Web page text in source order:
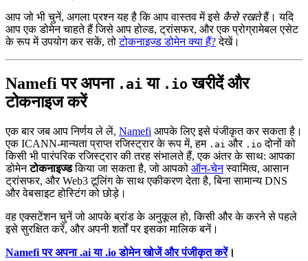
आप जो भी चुनें, अगला प्रश्न यह है कि आप वास्तव में इसे कैसे रखतेहैं। यदि
आप एक डोमेन चाहते हैं जिसे आप होल्ड, ट्रांसफर, और एक प्रोग्रामेबल एसेट
के रूप में उपयोग कर सकें, तोटोकनाइज्ड डोमेन क्या हैं?देखें।
Namefi पर अपना .ai या .io खरीदें और
टोकनाइज करें
एक बार जब आप निर्णय ले लें, Namefi आपके लिए इसे पंजीकृत कर सकता है।
एक ICANN-मान्यता प्राप्त रजिस्ट्रार के रूप में, हम .ai और .io दोनों को
किसी भी पारंपरिक रजिस्ट्रार की तरह संभालते हैं, एक अंतर के साथ: आपका
डोमेनटोकनाइज्डकिया जा सकता है, जो आपको ऑन-चेनस्वामित्व, आसान
ट्रांसफर, और Web3 टूलिंग के साथ एकीकरण देता है, बिना सामान्य DNS
और वेबसाइट होस्टिंग को छोड़े।
वह एक्सटेंशन चुनें जो आपके ब्रांड के अनुकूल हो, किसी और के करने से पहले
इसे सुरक्षित करें, और अपनी शर्तों पर इसका मालिक बनें।
Namefi पर अपना .ai या .io डोमेन खोजें और पंजीकृत करें।